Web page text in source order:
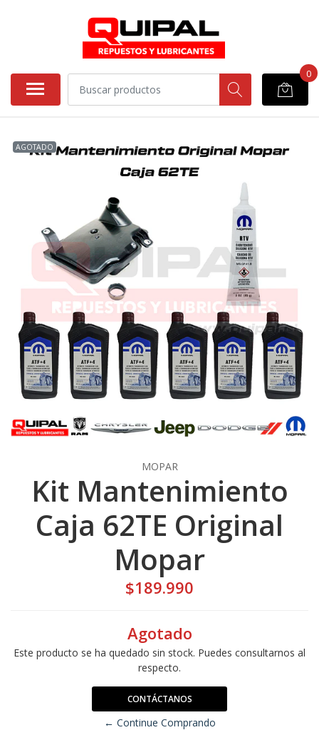
0
AGOTADO
MOPAR
Kit Mantenimiento
Caja 62TE Original
Mopar
$189.990
Agotado
Este producto se ha quedado sin stock. Puedes consultarnos al
respecto.
CONTÁCTANOS
← Continue Comprando